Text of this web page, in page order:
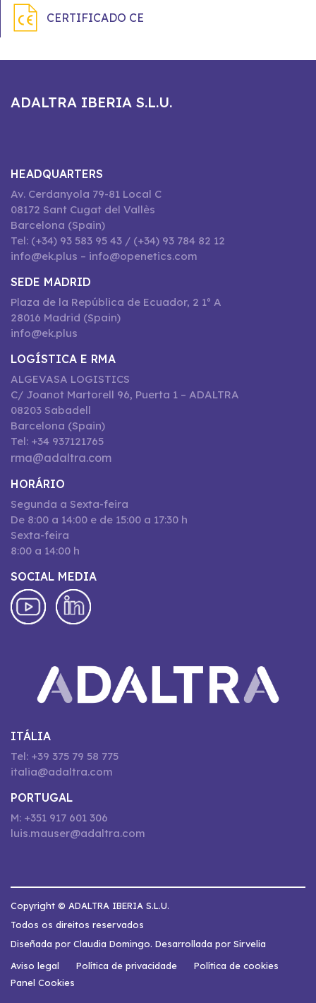
CERTIFICADO CE
ADALTRA IBERIA S.L.U.
HEADQUARTERS
Av. Cerdanyola 79-81 Local C
08172 Sant Cugat del Vallès
Barcelona (Spain)
Tel: (+34) 93 583 95 43 / (+34) 93 784 82 12
info@ek.plus – info@openetics.com
SEDE MADRID
Plaza de la República de Ecuador, 2 1º A
28016 Madrid (Spain)
info@ek.plus
LOGÍSTICA E RMA
ALGEVASA LOGISTICS
C/ Joanot Martorell 96, Puerta 1 – ADALTRA
08203 Sabadell
Barcelona (Spain)
Tel: +34 937121765
rma@adaltra.com
HORÁRIO
Segunda a Sexta-feira
De 8:00 a 14:00 e de 15:00 a 17:30 h
Sexta-feira
8:00 a 14:00 h
SOCIAL MEDIA
ITÁLIA
Tel: +39 375 79 58 775
italia@adaltra.com
PORTUGAL
M: +351 917 601 306
luis.mauser@adaltra.com
Copyright © ADALTRA IBERIA S.L.U.
Todos os direitos reservados
Diseñada por Claudia Domingo. Desarrollada por Sirvelia
Aviso legal
Política de privacidade
Política de cookies
Panel Cookies